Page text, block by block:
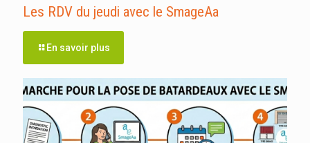
Les RDV du jeudi avec le SmageAa
En savoir plus